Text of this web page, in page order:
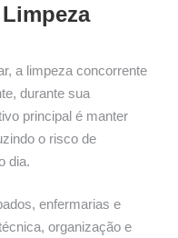
a limpeza concorrente
durante sua
principal é manter
o risco de
dia.
enfermarias e
organização e